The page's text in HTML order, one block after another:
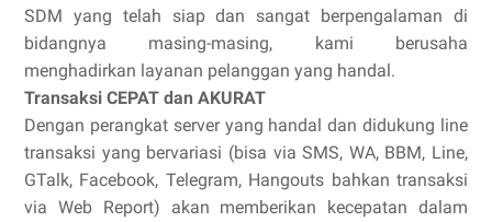
SDM yang telah siap dan sangat berpengalaman di
bidangnya masing-masing, kami berusaha
menghadirkan layanan pelanggan yang handal.
Transaksi CEPAT dan AKURAT
Dengan perangkat server yang handal dan didukung line
transaksi yang bervariasi (bisa via SMS, WA, BBM, Line,
GTalk, Facebook, Telegram, Hangouts bahkan transaksi
via Web Report) akan memberikan kecepatan dalam